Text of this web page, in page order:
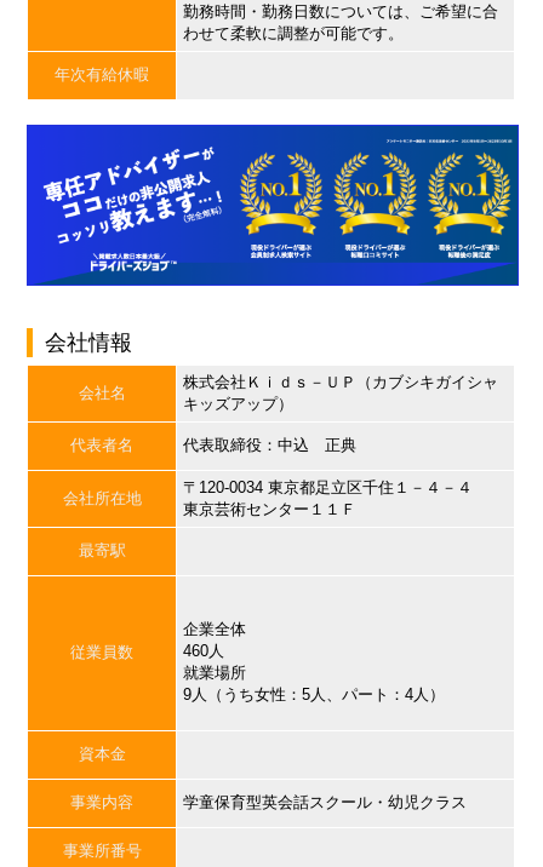
勤務時間・勤務日数については、ご希望に合
わせて柔軟に調整が可能です。
年次有給休暇
会社情報
会社名
株式会社Ｋｉｄｓ－ＵＰ（カブシキガイシャ
キッズアップ）
代表者名 代表取締役：中込 正典
会社所在地
〒120-0034 東京都足立区千住１－４－４
東京芸術センター１１Ｆ
最寄駅
従業員数
企業全体
460人
就業場所
9人（うち女性：5人、パート：4人）
資本金
事業内容 学童保育型英会話スクール・幼児クラス
事業所番号